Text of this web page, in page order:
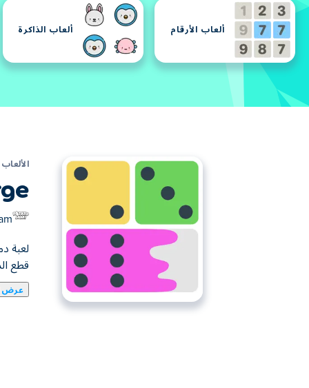
ألعاب الأرقام ألعاب الذاكرة
الألعاب
قطع
عرض